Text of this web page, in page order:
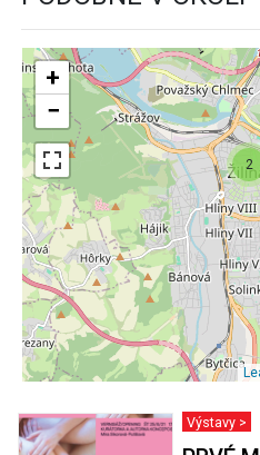
2
+
−
Výstavy >